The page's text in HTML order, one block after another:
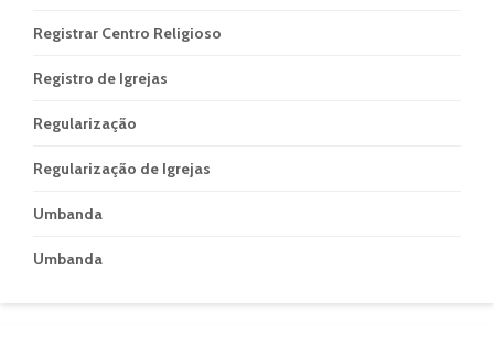
Registrar Centro Religioso
Registro de Igrejas
Regularização
Regularização de Igrejas
Umbanda
Umbanda